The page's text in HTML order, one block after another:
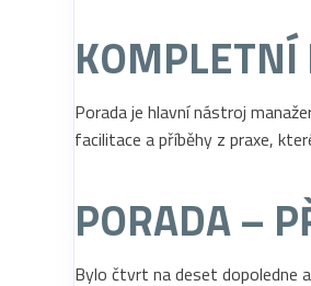
KOMPLETNÍ
Porada je hlavní nástroj
facilitace a příběhy z praxe,
PORADA –
Bylo čtvrt na deset dopoledne